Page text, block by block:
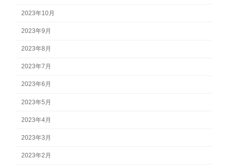
2023年10月
2023年9月
2023年8月
2023年7月
2023年6月
2023年5月
2023年4月
2023年3月
2023年2月